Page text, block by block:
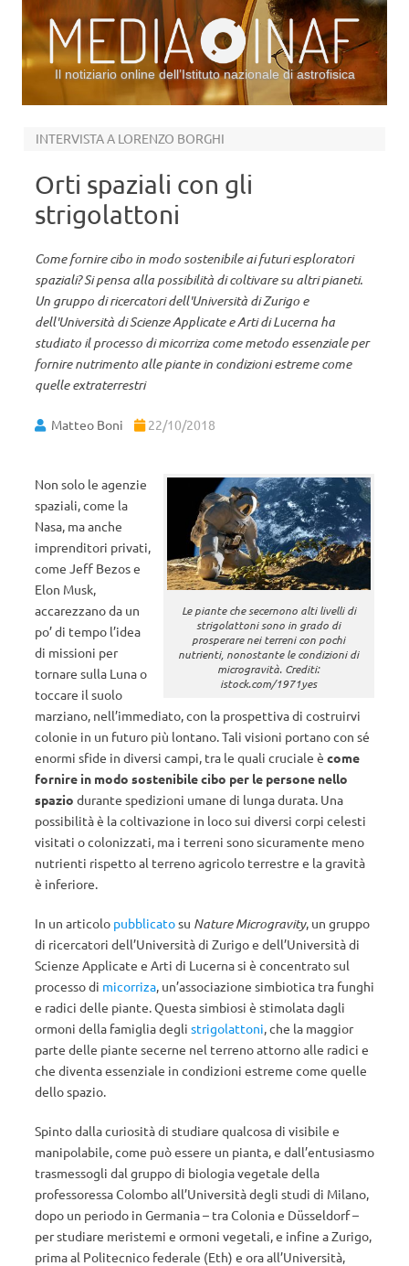
Il notiziario online dell’Istituto nazionale di astrofisica
INTERVISTA A LORENZO BORGHI
Orti spaziali con gli
strigolattoni
Come fornire cibo in modo sostenibile ai futuri esploratori
spaziali? Si pensa alla possibilità di coltivare su altri pianeti.
Un gruppo di ricercatori dell'Università di Zurigo e
dell'Università di Scienze Applicate e Arti di Lucerna ha
studiato il processo di micorriza come metodo essenziale per
fornire nutrimento alle piante in condizioni estreme come
quelle extraterrestri
Matteo Boni 22/10/2018
Le piante che secernono alti livelli di
strigolattoni sono in grado di
prosperare nei terreni con pochi
nutrienti, nonostante le condizioni di
microgravità. Crediti:
istock.com/1971yes
Non solo le agenzie
spaziali, come la
Nasa, ma anche
imprenditori privati,
come Jeff Bezos e
Elon Musk,
accarezzano da un
po’ di tempo l’idea
di missioni per
tornare sulla Luna o
toccare il suolo
marziano, nell’immediato, con la prospettiva di costruirvi
colonie in un futuro più lontano. Tali visioni portano con sé
enormi sfide in diversi campi, tra le quali cruciale è come
fornire in modo sostenibile cibo per le persone nello
spazio durante spedizioni umane di lunga durata. Una
possibilità è la coltivazione in loco sui diversi corpi celesti
visitati o colonizzati, ma i terreni sono sicuramente meno
nutrienti rispetto al terreno agricolo terrestre e la gravità
è inferiore.
In un articolo pubblicatosu Nature Microgravity, un gruppo
di ricercatori dell’Università di Zurigo e dell’Università di
Scienze Applicate e Arti di Lucerna si è concentrato sul
processo di micorriza, un’associazione simbiotica tra funghi
e radici delle piante. Questa simbiosi è stimolata dagli
ormoni della famiglia degli strigolattoni, che la maggior
parte delle piante secerne nel terreno attorno alle radici e
che diventa essenziale in condizioni estreme come quelle
dello spazio.
Spinto dalla curiosità di studiare qualcosa di visibile e
manipolabile, come può essere un pianta, e dall’entusiasmo
trasmessogli dal gruppo di biologia vegetale della
professoressa Colombo all’Università degli studi di Milano,
dopo un periodo in Germania – tra Colonia e Düsseldorf –
per studiare meristemi e ormoni vegetali, e infine a Zurigo,
prima al Politecnico federale (Eth) e ora all’Università,